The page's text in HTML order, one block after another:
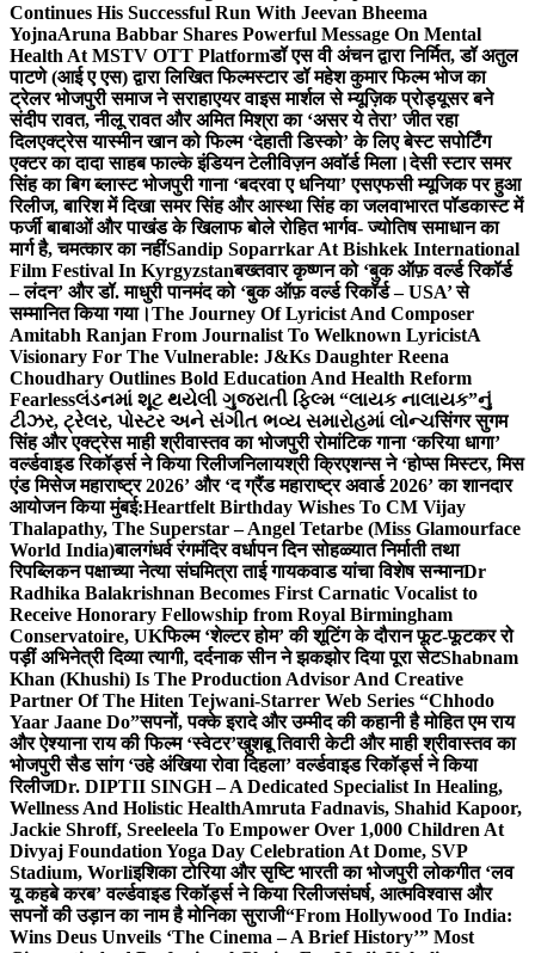
Continues His Successful Run With Jeevan Bheema
YojnaAruna Babbar Shares Powerful Message On Mental
Health At MSTV OTT Platformडॉ एस वी अंचन द्वारा निर्मित, डॉ अतुल
पाटणे (आई ए एस) द्वारा लिखित फिल्मस्टार डॉ महेश कुमार फिल्म भोज का
ट्रेलर भोजपुरी समाज ने सराहाएयर वाइस मार्शल से म्यूज़िक प्रोड्यूसर बने
संदीप रावत, नीलू रावत और अमित मिश्रा का ‘असर ये तेरा’ जीत रहा
दिलएक्ट्रेस यास्मीन खान को फिल्म ‘देहाती डिस्को’ के लिए बेस्ट सपोर्टिंग
एक्टर का दादा साहब फाल्के इंडियन टेलीविज़न अवॉर्ड मिला।देसी स्टार समर
सिंह का बिग ब्लास्ट भोजपुरी गाना ‘बदरवा ए धनिया’ एसएफसी म्यूजिक पर हुआ
रिलीज, बारिश में दिखा समर सिंह और आस्था सिंह का जलवाभारत पॉडकास्ट में
फर्जी बाबाओं और पाखंड के खिलाफ बोले रोहित भार्गव- ज्योतिष समाधान का
मार्ग है, चमत्कार का नहींSandip Soparrkar At Bishkek International
Film Festival In Kyrgyzstanबख्तवार कृष्णन को ‘बुक ऑफ़ वर्ल्ड रिकॉर्ड
– लंदन’ और डॉ. माधुरी पानमंद को ‘बुक ऑफ़ वर्ल्ड रिकॉर्ड – USA’ से
सम्मानित किया गया।The Journey Of Lyricist And Composer
Amitabh Ranjan From Journalist To Welknown LyricistA
Visionary For The Vulnerable: J&Ks Daughter Reena
Choudhary Outlines Bold Education And Health Reform
Fearlessલંડનમાં શૂટ થયેલી ગુજરાતી ફિલ્મ “લાયક નાલાયક”નું
ટીઝર, ટ્રેલર, પોસ્ટર અને સંગીત ભવ્ય સમારોહમાં લોન્ચसिंगर सुगम
सिंह और एक्ट्रेस माही श्रीवास्तव का भोजपुरी रोमांटिक गाना ‘करिया धागा’
वर्ल्डवाइड रिकॉर्ड्स ने किया रिलीजनिलायश्री क्रिएशन्स ने ‘होप्स मिस्टर, मिस
एंड मिसेज महाराष्ट्र 2026’ और ‘द ग्रैंड महाराष्ट्र अवार्ड 2026’ का शानदार
आयोजन किया मुंबई:Heartfelt Birthday Wishes To CM Vijay
Thalapathy, The Superstar – Angel Tetarbe (Miss Glamourface
World India)बालगंधर्व रंगमंदिर वर्धापन दिन सोहळ्यात निर्माती तथा
रिपब्लिकन पक्षाच्या नेत्या संघमित्रा ताई गायकवाड यांचा विशेष सन्मानDr
Radhika Balakrishnan Becomes First Carnatic Vocalist to
Receive Honorary Fellowship from Royal Birmingham
Conservatoire, UKफिल्म ‘शेल्टर होम’ की शूटिंग के दौरान फूट-फूटकर रो
पड़ीं अभिनेत्री दिव्या त्यागी, दर्दनाक सीन ने झकझोर दिया पूरा सेटShabnam
Khan (Khushi) Is The Production Advisor And Creative
Partner Of The Hiten Tejwani-Starrer Web Series “Chhodo
Yaar Jaane Do”सपनों, पक्के इरादे और उम्मीद की कहानी है मोहित एम राय
और ऐश्याना राय की फिल्म ‘स्वेटर’खुशबू तिवारी केटी और माही श्रीवास्तव का
भोजपुरी सैड सांग ‘उहे अंखिया रोवा दिहला’ वर्ल्डवाइड रिकॉर्ड्स ने किया
रिलीजDr. DIPTII SINGH – A Dedicated Specialist In Healing,
Wellness And Holistic HealthAmruta Fadnavis, Shahid Kapoor,
Jackie Shroff, Sreeleela To Empower Over 1,000 Children At
Divyaj Foundation Yoga Day Celebration At Dome, SVP
Stadium, Worliइशिका टोरिया और सृष्टि भारती का भोजपुरी लोकगीत ‘लव
यू कहबे करब’ वर्ल्डवाइड रिकॉर्ड्स ने किया रिलीजसंघर्ष, आत्मविश्वास और
सपनों की उड़ान का नाम है मोनिका सुराजी“From Hollywood To India:
Wins Deus Unveils ‘The Cinema – A Brief History’” Most